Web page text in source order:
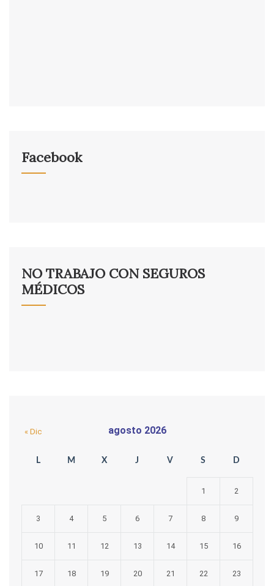
Facebook
NO TRABAJO CON SEGUROS
MÉDICOS
agosto 2026
L M X J V S D
1 2
3 4 5 6 7 8 9
10 11 12 13 14 15 16
17 18 19 20 21 22 23
« Dic